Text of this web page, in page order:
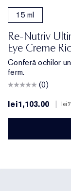
15 ml
Re-Nutriv
Eye Creme
Conferă ochilor
ferm.
(0)
lei1,103.00